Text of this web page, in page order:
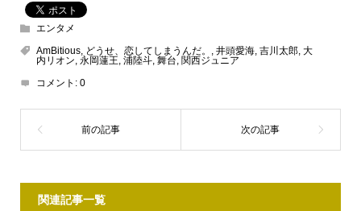
エンタメ
AmBitious, どうせ、恋してしまうんだ。 , 井頭愛海, 吉川太郎, 大
内リオン, 永岡蓮王, 浦陸斗, 舞台, 関西ジュニア
コメント: 0
関連記事一覧